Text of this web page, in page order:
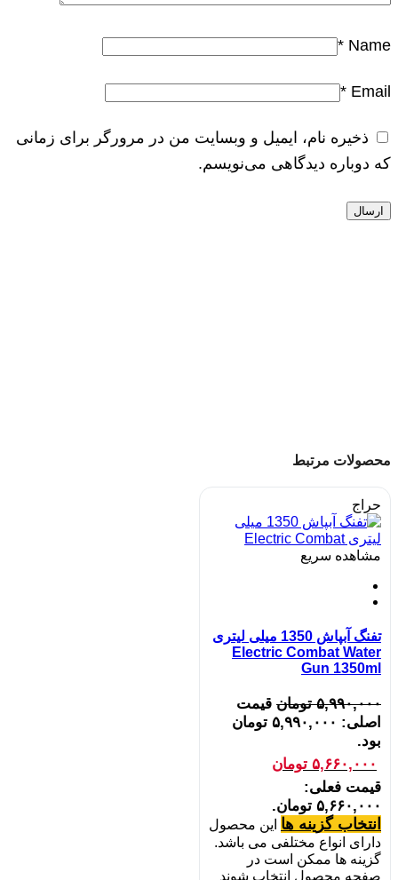
Name
*
Email
*
ذخیره نام، ایمیل و وبسایت من در مرورگر برای زمانی
که دوباره دیدگاهی می‌نویسم.
محصولات مرتبط
حراج
مشاهده سریع
تفنگ آبپاش 1350 میلی لیتری
Electric Combat Water
Gun 1350ml
۵,۹۹۰,۰۰۰ تومان قیمت
اصلی: ۵,۹۹۰,۰۰۰ تومان
بود.
۵,۶۶۰,۰۰۰ تومان
قیمت فعلی:
۵,۶۶۰,۰۰۰ تومان.
انتخاب گزینه ها این محصول
دارای انواع مختلفی می باشد.
گزینه ها ممکن است در
صفحه محصول انتخاب شوند